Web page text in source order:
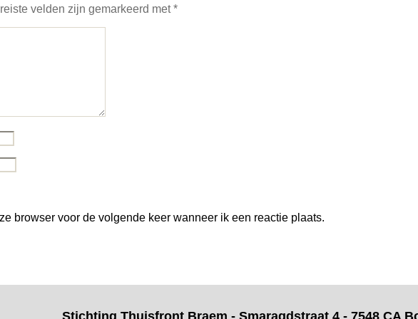
velden zijn gemarkeerd met*
browser voor de volgende keer wanneer ik een reactie plaats.
Stichting Thuisfront Braem - Smaragdstraat 4 - 7548 CA